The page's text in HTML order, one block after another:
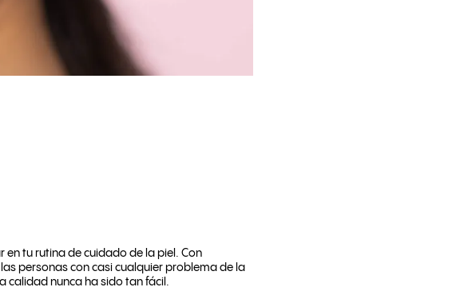
en tu rutina de cuidado de la piel. Con
personas con casi cualquier problema de la
calidad nunca ha sido tan fácil.